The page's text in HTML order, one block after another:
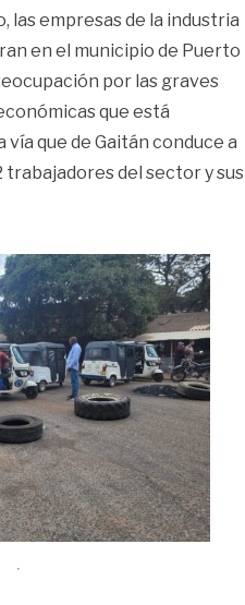
las empresas de la industria
en el municipio de Puerto
por las graves
que está
que de Gaitán conduce a
trabajadores del sector y sus